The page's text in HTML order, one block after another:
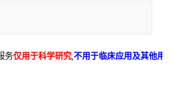
务仅用于科学研究,不用于临床应用及其他用